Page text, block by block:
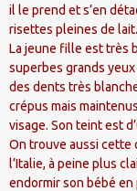
il le prend et s’en
risettes pleines de lait.
La jeune fille est très
superbes grands
des dents très
crépus mais
visage. Son teint est
On trouve aussi cette
l’Italie, à peine plus
endormir son bébé